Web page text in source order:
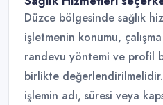
Düzce bölgesinde sağlık
işletmenin konumu,
randevu yöntemi ve profil
birlikte
işlemin adı, süresi veya